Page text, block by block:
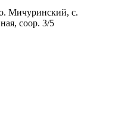
Мичуринский, с.
соор. 3/5